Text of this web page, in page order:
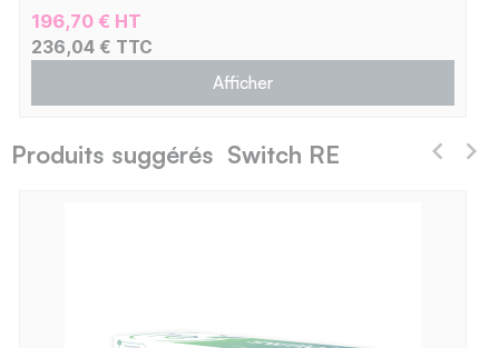
196,70 € HT
236,04 € TTC
Afficher
Produits suggérés Switch RE